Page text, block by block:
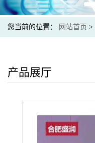
您当前的位置： 网站首页 >
产品展厅